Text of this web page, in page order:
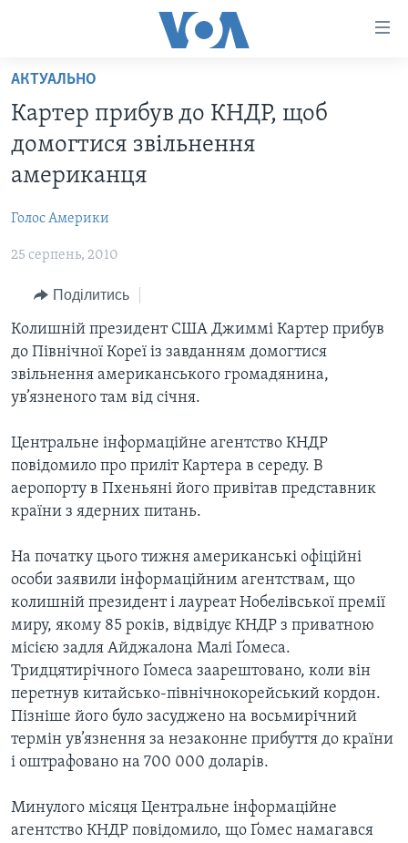
Перейти
матеріалу
Перейти
меню
сторінки
до
АКТУАЛЬНО
УКРАЇНА
ВІЙНА - ЦЕ ОСОБИСТЕ
УКРАЇНЦІ У СВІТІ
НАУКА
ЗДОРОВ'Я
КУЛЬТУРА
ЕКОНОМІКА
ІСТОРІЇ УСПІХУ УКРАЇНЦІВ
АДМІНІСТРАЦІЯ ПРЕЗИДЕНТА ТРАМПА: ПЕРШІ 100
ДНІВ
ІНТЕРВ'Ю
БОРОТЬБА З ДЕЗІНФОРМАЦІЄЮ
ТЕЛЕПРОГРАМИ
ЧАС-TIME
БРИФІНГ ГОЛОСУ АМЕРИКИ
ВІКНО В АМЕРИКУ
ПРАЙМ-ТАЙМ
ПОГЛЯД З ВАШИНГТОНА
ENGLISH
Learning English
МИ В СОЦМЕРЕЖАХ
АКТУАЛЬНО
Картер прибув до КНДР, щоб
домогтися звільнення
американця
Голос Америки
25 серпень, 2010
Поділитись
Колишній президент США Джиммі Картер прибув
до Північної Кореї із завданням домогтися
звільнення американського громадянина,
ув’язненого там від січня.
Центральне інформаційне агентство КНДР
повідомило про приліт Картера в середу. В
аеропорту в Пхеньяні його привітав представник
країни з ядерних питань.
На початку цього тижня американські офіційні
особи заявили інформаційним агентствам, що
колишній президент і лауреат Нобелівської премії
миру, якому 85 років, відвідує КНДР з приватною
місією задля Айджалона Малі Ґомеса.
Тридцятирічного Ґомеса заарештовано, коли він
перетнув китайсько-північнокорейський кордон.
Пізніше його було засуджено на восьмирічний
термін ув’язнення за незаконне прибуття до країни
і оштрафовано на 700 000 доларів.
Минулого місяця Центральне інформаційне
агентство КНДР повідомило, що Ґомес намагався